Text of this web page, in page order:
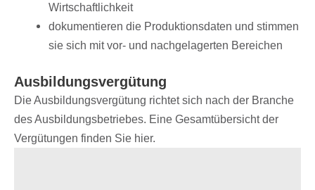
Wirtschaftlichkeit
doku­men­tie­ren die Produk­ti­ons­da­ten und stim­men
sie sich mit vor- und nach­ge­la­ger­ten Bereichen
Ausbil­dungs­ver­gü­tung
Die Ausbil­dungs­ver­gü­tung rich­tet sich nach der Bran­che
des Ausbil­dungs­be­trie­bes. Eine Gesamt­über­sicht der
Vergü­tun­gen finden Sie hier.